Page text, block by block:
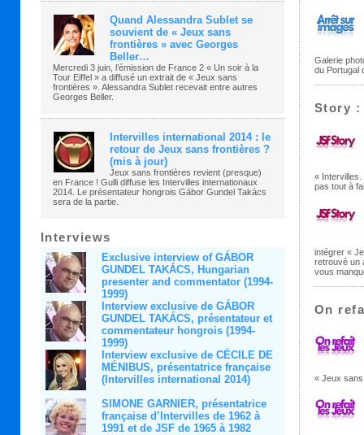
Quand Alessandra Sublet se
souvient de « Jeux sans
frontières » avec Georges
Beller…
Mercredi 3 juin, l’émission de France 2 « Un soir à la
Tour Eiffel » a diffusé un extrait de « Jeux sans
frontières ». Alessandra Sublet recevait entre autres
Georges Beller.
Intervilles international 2014 : le
retour de Jeux sans frontières ?
(mis à jour)
Jeux sans frontières revient (presque)
en France ! Gulli diffuse les Intervilles internationaux
2014. Le présentateur hongrois Gábor Gundel Takács
sera de la partie.
Interviews
Exclusive interview of GÁBOR
GUNDEL TAKÁCS, Hungarian
presenter and commentator (1994-
1999)
Interview exclusive de GÁBOR
GUNDEL TAKÁCS, présentateur et
commentateur hongrois (1994-
1999)
Interview exclusive de CÉCILE DE
MÉNIBUS, présentatrice française
(Intervilles international 2014)
SIMONE GARNIER, présentatrice
française d’Intervilles de 1962 à
1991 et de JSF de 1965 à 1982
Galerie
du Portugal
Story :
« Intervilles.
pas tout à
intégrer «
retrouvé un
vous
On
« Jeux